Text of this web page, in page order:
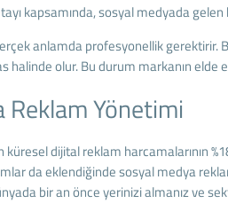
kapsamında, sosyal medyada
anlamda profesyonellik gerektirir.
olur. Bu durum markanın elde
Yönetimi
küresel dijital reklam harcamalarının
da eklendiğinde sosyal medya
bir an önce yerinizi almanız ve